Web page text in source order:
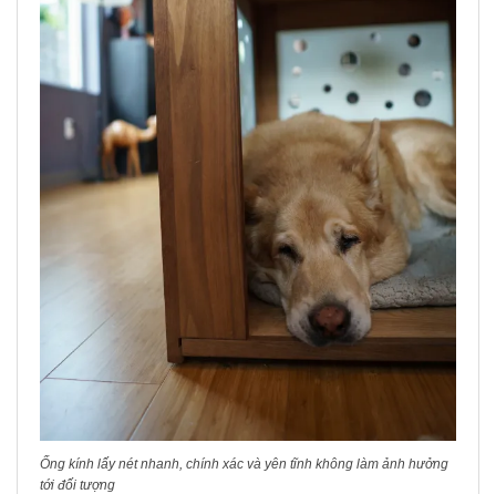
Ống kính lấy nét nhanh, chính xác và yên tĩnh không làm ảnh hưởng
tới đối tượng